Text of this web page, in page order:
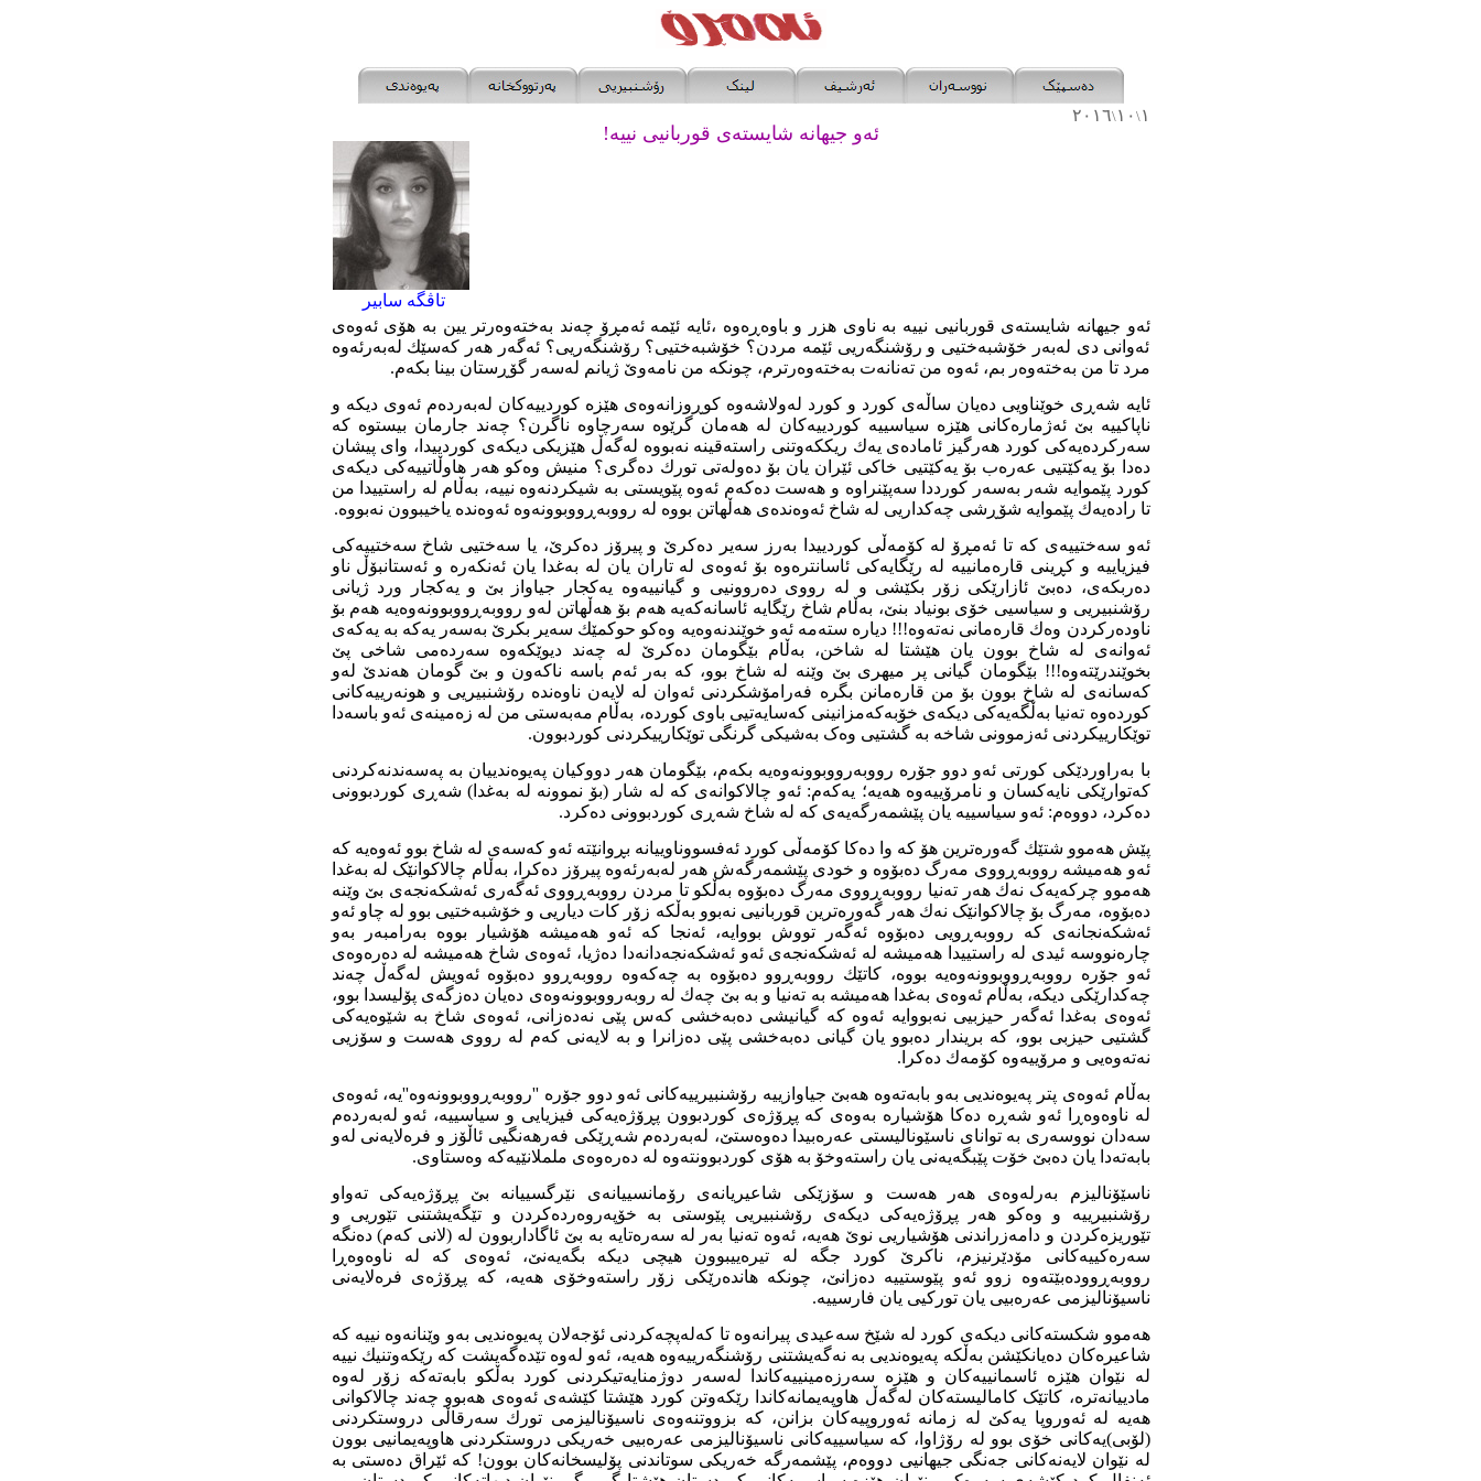
١\ ١٠\٢٠١٦
ئەو جیهانە شایستەی قوربانیی نییە!
تاڤگە سابیر
ئەو جیهانە شایستەی قوربانیی نییە بە ناویهزر و باوە ڕەوە ،ئایە ئێمە ئەمڕۆ چەند بەختەوەرتر یین بە هۆی ئەوەی
ئەوانی دی لەبەر خۆشبەختیی و رۆشنگەریی ئێمە مردن؟ خۆشبەختیی؟ رۆشنگەریی؟ ئەگەر هەر کەسێك لەبەرئەوە
مرد تا من بەختەوەر بم، ئەوە من تەنانەت بەختەوەرترم، چونکە من نامەوێ ژیانم لەسەر گۆڕستان بینا بکەم.
ئایە شە ڕ ی خوێناویی دەیان ساڵەی کورد و کورد لەولاشەوە کو ڕ وزانەوەی هێزە کوردییەکان لەبەردەم ئەوی دیکە و
ناپاکییە بێئەژ مارەکانی هێزە سیاسییە کوردییەکان لە هەمان گرێوە سەرچاوە ناگرن؟ چەند جارمان بیستوە کە
سەرکردەیەکی کورد هەرگیز ئامادەی یەك ریککەوتنی راستەقینە نەبووە لەگەڵ هێزیکی دیکەی کوردییدا ، وای پیشان
دەدا بۆ یەکێتیی عەرەب بۆ یەکێتیی خاکی ئێران یان بۆ دەولەتی تورك دەگر ی؟ منیش وەکو هەر هاوڵاتییەکی دیکەی
کورد پێموایە شەر بەسەر کورددا سەپێنراوە و هەست دەکەم ئەوە پێویستی بە شیکردنەوە نییە، بەڵام لە ر استییدا من
تا رادەیەك پێمو ایە شۆ ڕ شی چەکداریی لە شاخ ئەوەندەی هەڵهاتن بووە لە رووبە ڕ ووبوونەوە ئەوەندە یاخیبوون نەبووە.
ئەو سەختییەی کە تا ئەمڕۆ لە کۆمەڵی کوردییدا بەرز سەیر دەکرێ و پیرۆز دەکرێ، یا سەختیی شاخ سەختییەکی
فیزیاییە و کڕینی قارەمانییە لە رێگایەکی ئاسانترەوە بۆ ئەوەی لە تاران یان لە بەغدا یان ئەنکەرە و ئەستانبۆڵ ناو
دەر بکەی، دەبێ ئازارێکی زۆر بکێشی و لە روویدەروونیی وگیانییەوە یەکجار جیاواز بێ و یەکجار
ورد ژیانی
رۆشنبیریی و سیاسیی خۆی بونیاد بنێ، بەڵام شاخ رێگایە ئاسانەکەیە هەم بۆ هەڵهاتن لەو رووبە ڕ ووبوونەوەیە هەم بۆ
ناودەرکردن وەك قارەمانی نەتەوە!!! دیارە ستەمە ئەو خوێندنەوەیە وەکو حوکمێك سەیر بکرێ بەسەر یەکە بە یەکەی
ئەوانەی لە شاخ بوون یان هێشتا لە شاخن، بەڵام بێگومان دەکرێ لە چەند دیوێکەوە سەردەمی شاخی پێ
بخوێندرێتەوە!!! بێگومان گیانی پر میهری بێ وێنە لە شاخ بوو، کە بەر ئەم باسە ناکەون و بێ گومان هەندێ لەو
کەسانەی لە شاخ بوون بۆ من قارەمانن بگرە فەرامۆشکردنی ئەو ان لە لایەن ناوەندە رۆشنبیریی و هونەرییەکانی
کوردەوە تەنیا بەڵگەیەکی دیکەی خۆبەکەمز انینی کەسایەتیی باوی کوردە، بەڵام مەبەستی من لە زەمینەی ئەو باسەدا
توێکارییکردنی ئەزموونی شاخە بە گشتیی وەک بەشیکی گرنگی توێکارییکردنی کوردبوون.
با بەراوردێکی کور تی ئەو دوو جۆرە رووبەرووبوونەوەیە بکەم، بێگومان هەر دووکیان پەیوەندییان بە پەسەندنەکردنی
کەتوارێکی نایەکسان و نامرۆییەوە هەیە؛ یەکەم: ئەو چالاکوانەی کە لە شار (بۆ نموونە لە بەغدا) شە ڕ ی کوردبوونی
دەکرد، دووەم: ئەو سیاسییە یان پێشمەرگەیەی کە لە شاخ شە ڕ ی کوردبوونی دەکرد.
پێش هەموو شتێك گەورەترینهۆکە وا دەکا کۆمەڵی کورد ئەفسووناوییانە بڕوانێتە ئەو کەسەی لە شاخ بوو ئەوەیە کە
ئەو هەمیشە رووبە ڕ ووی مەرگدەبۆوە و خودی پێشمەرگەش هەر لەبەرئەوە پیرۆز دەکرا، بەڵام چالاکوانێک لە بەغدا
هەموو چرکەیەک نەك هەر تەنیا رووبە ڕ ووی مەرگدەبۆوە بەڵکوتا مردن رووبە ڕ ووی ئەگەری ئەشکەنجەی بێ وێنە
دەبۆوە، مەرگ بۆ چالاکوانێک نەك هەر گەورەترین قوربانیی نەبوو بەڵکە زۆر کات دیاریی و خۆشبەختیی بوو لە چاو ئەو
ئەشکەنجانەی کە رووبەڕویی دەبۆوە ئەگەر تووش بوو ایە، ئەنجاکە ئەو هەمیشە هۆشیار بووە بەرامبەر بەو
چارەنووسە ئیدی لە ر استییدا هەمیشە لە ئەشکەنجەی ئەو ئەشکەنجەدانەدا دەژیا، ئەوەی شاخ هەمیشە لە دەرەوەی
ئەو جۆرە رووبە ڕ ووبوونەوەیە بووە، کاتێك رووبەڕوو دەبۆوە بە چەکەوە رووبە ڕ وو دەبۆوەئەویش لەگەڵ چەند
چەکدارێکی دیکە، بەڵام ئەوەی بەغدا هەمیشە بە تەنیا و بە بێ چەك لە روبەرووبوونەوەی دەیان دەزگەی پۆلیسدا بوو،
ئەوەی بەغدا ئەگەر حیزبیی نەبوو ایە ئەوە کە گیانیشی دەبەخشی کەس پێی نەدەزانی، ئەوەی شاخ بە شێوەیەکی
گشتیی حیزبی بوو، کە برینداردەبوو یانگیانی دەبەخشی پێی دەزانرا و بە لایەنی کەم لە رووی هەست و سۆزیی
نەتەوەیی و مرۆییەوە کۆمەك دەکرا.
بەڵام ئەوەی پتر پەیوەندیی بەو بابەتەوە هەبێ جیاوازییە رۆشنبیرییەکانی ئەو دوو جۆرە ''رووبە ڕ ووبوونەوە''یە، ئەوەی
لە ناوەوە ڕ ا ئەو شە ڕە دەکا هۆشیارە بەوەی کە پڕۆژەی کوردبوون پڕۆژەیەکی فیزیایی و سیاسییە، ئەو لەبەردەم
سەدان نووسەری بە توانای ناسێونالیستی عەرەبیدا دەوەستێ، لەبەردەم شە ڕێکی فەرهەنگیی ئاڵۆز و فرەلایەنی لەو
بابەتەدا یان دەبێ خۆت پێبگەیەنی یان راستەوخۆ بە هۆیکوردبوونتەوە لە دەرەوەی ململانێیەکە وەستاوی.
ناسێۆنالیزم بەرلەوەی هەر هەست و سۆزێکی شاعیریانەی رۆمانسییانەی نێرگسییانە بێ پڕۆژەیەکی تەواو
رۆشنبیرییە و وەکو هەر پڕۆژەیەکی دیکەی رۆشنبیریی پێوستی بە خۆپەروەردەکردن و تێگەیشتنی تێوریی و
تێوریزەکردن و دامەزراندنی هۆشیاریی نوێ هەیە، ئەوە تەنیا بەر لە سەرەتایە بە بێ ئاگادار بوون لە (لانی کەم) دەنگە
سەرەکییەکانی مۆدێر نیزم، ناکرێ کورد جگە لە تیرەییبوون هیچی دیکە بگەیەنێ، ئەوەی کە لە ناوەوە ڕ
رووبە ڕوودەبێتەوە زوو ئەو پێوستییە دەزانێ، چونکەهاندەرێکی زۆر راستەوخۆی هەیە، کە پڕۆژەی فرەلایەنی
ناسیۆنالیزمی عەرەبیی یان تورکیی یان فارسییە.
هەموو شکستەکانی دیکەی کورد لە شێخ سەعیدی پیرانەوە تا کەلەپچەکردنی ئۆجەلان پەیوەندیی بەو وێنانەوە نییە کە
شاعیرەکان دەیانکێشن بەڵکە پەیوەندیی بە نەگەیشتنی رۆشنگەرییەوە هەیە، ئەو لەوە تێدەگەیشت کە رێکەوتنیك نییە
لە نێوان هێزە ئاسمانییەکان و هێزە سەرزەمینییەکاندا لەسەر دوژمنایەتیکردنی کورد بەڵکو بابەتەکە زۆر لەوە
مادییانەترە، کاتێک کامالیستەکان لەگەڵ هاوپەیمانەکاندا رێکەوتن کورد هێشتا کێشەی ئەوەی هەبوو چەند چالاکوانی
هەیە لە ئەوروپا یەکێ لە زمانە ئەوروپیەکان بزانن، کە بزووتنەوەی ناسیۆنالیزمی تورك سەرقاڵی دروستکردنی
(لۆبی)یەکانی خۆی بوو لە رۆژاوا، کە سیاسییەکانی ناسیۆنالیزمی عەرەبیی خەریکی دروستکردنی هاوپەیمانیی بوون
لە نێوان لایەنەکانی جەنگی جیهانیی دووەم، پێشمەرگە خەریکی سوتاندنی پۆلیسخانەکان بوون! کەئێراق دەستی بە